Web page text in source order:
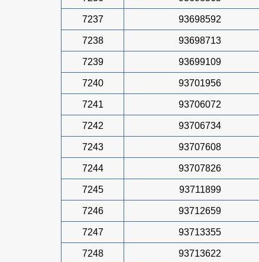
7237 93698592
7238 93698713
7239 93699109
7240 93701956
7241 93706072
7242 93706734
7243 93707608
7244 93707826
7245 93711899
7246 93712659
7247 93713355
7248 93713622